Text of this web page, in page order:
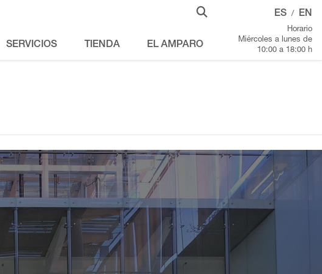
SERVICIOS TIENDA EL AMPARO
ES / EN
Horario
Miércoles a lunes de
10:00 a 18:00 h